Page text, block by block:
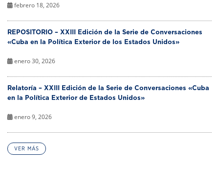
febrero 18, 2026
REPOSITORIO – XXIII Edición de la Serie de Conversaciones
«Cuba en la Política Exterior de los Estados Unidos»
enero 30, 2026
Relatoría – XXIII Edición de la Serie de Conversaciones «Cuba
en la Política Exterior de Estados Unidos»
enero 9, 2026
VER MÁS